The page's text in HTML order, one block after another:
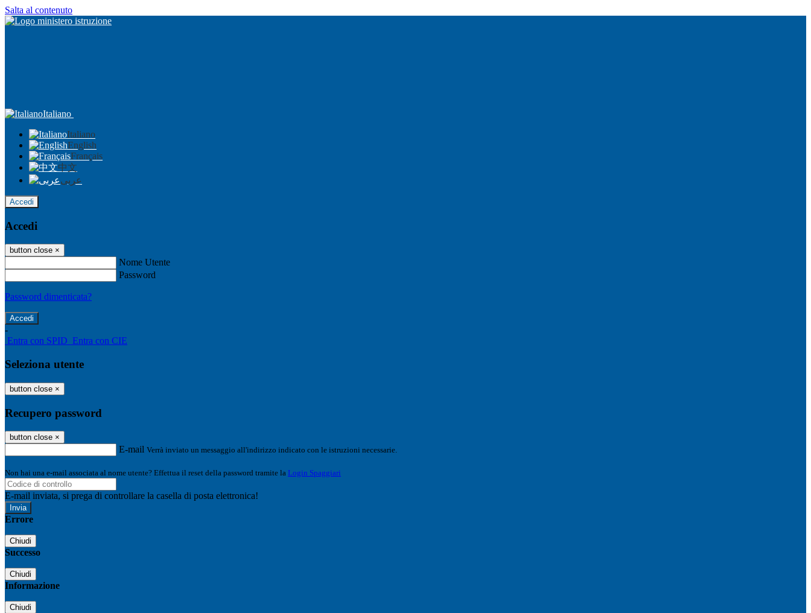
Salta al contenuto
Italiano
Italiano
English
Français
中文
عربى
Accedi
Accedi
button close ×
Nome Utente
Password
Password dimenticata?
-
Entra con SPID Entra con CIE
Seleziona utente
button close ×
Recupero password
button close ×
E-mail Verrà inviato un messaggio all'indirizzo indicato con le istruzioni necessarie.
Non hai una e-mail associata al nome utente? Effettua il reset della password tramite la Login Spaggiari
E-mail inviata, si prega di controllare la casella di posta elettronica!
Errore
Chiudi
Successo
Chiudi
Informazione
Chiudi